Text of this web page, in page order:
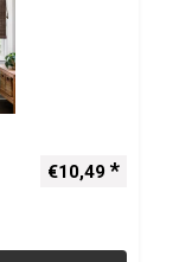
€10,49